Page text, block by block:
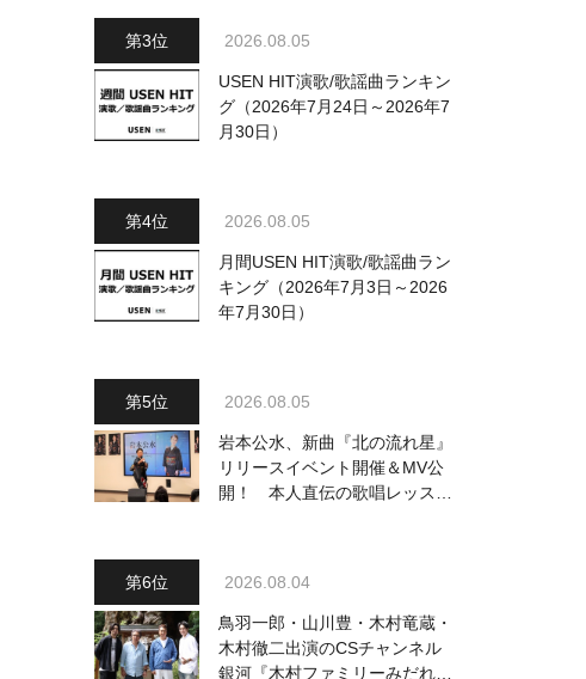
2026.08.05
USEN HIT演歌/歌謡曲ランキン
グ（2026年7月24日～2026年7
月30日）
2026.08.05
月間USEN HIT演歌/歌謡曲ラン
キング（2026年7月3日～2026
年7月30日）
2026.08.05
岩本公水、新曲『北の流れ星』
リリースイベント開催＆MV公
開！ 本人直伝の歌唱レッスン
2026.08.04
鳥羽一郎・山川豊・木村竜蔵・
木村徹二出演のCSチャンネル
銀河『木村ファミリーみだれ旅